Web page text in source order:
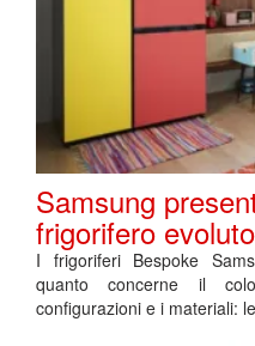
Samsung
frigorifero
I frigoriferi Bespoke
quanto concerne il
configurazioni e i materiali: